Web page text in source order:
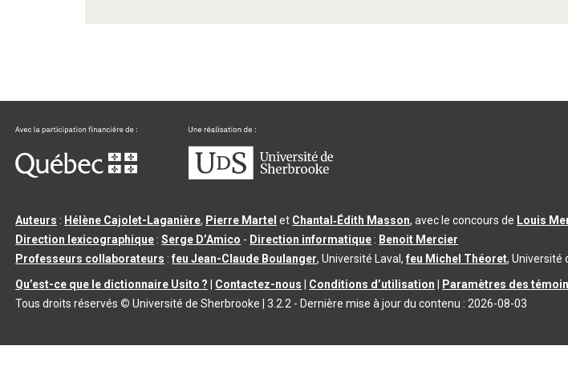
Auteurs : Hélène Cajolet-Laganière, Pierre Martel et Chantal‑Édith Masson, avec le concours de Louis
Direction lexicographique :Serge D’Amico - Direction informatique : Benoit Mercier
Professeurs collaborateurs :feu Jean-Claude Boulanger, Université Laval,feu Michel Théoret, Université
Qu’est-ce que le dictionnaire Usito ?
Contactez-nous Conditions d’utilisation
Paramètres des
Tous droits réservés © Université de Sherbrooke |3.2.2 - Dernière mise à jour du contenu : 2026-08-03